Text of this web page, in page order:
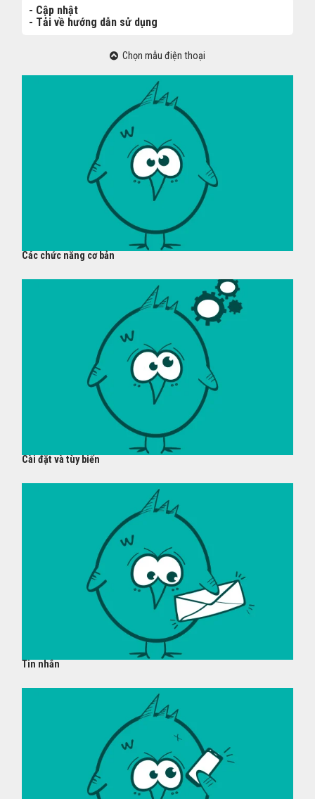
- Cập nhật
- Tải về hướng dẫn sử dụng
Chọn mẫu điện thoại
Các chức năng cơ bản
Cài đặt và tùy biến
Tin nhắn